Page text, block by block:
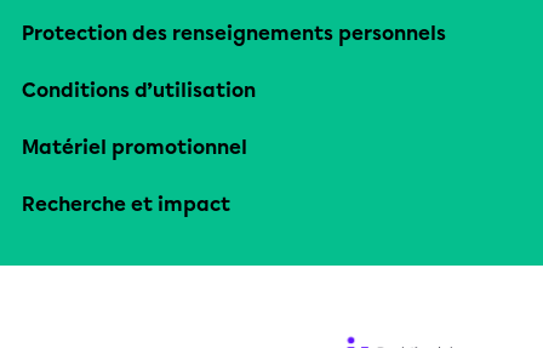
Protection des renseignements personnels
Conditions d’utilisation
Matériel promotionnel
Recherche et impact